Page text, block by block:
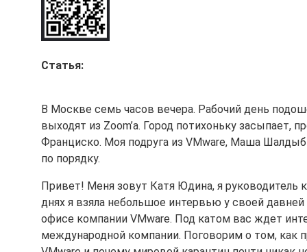
Статья:
В Москве семь часов вечера. Рабочий день
выходят из Zoom’а. Город потихоньку
Франциско. Моя подруга из VMware, Маша
по порядку.
Привет! Меня зовут Катя Юдина, я руководитель
днях я взяла небольшое интервью у своей
офисе компании VMware. Под катом вас ждет
международной компании. Поговорим о том, как